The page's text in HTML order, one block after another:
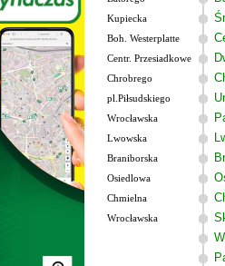
Kupiecka
Boh. Westerplatte
Centr. Przesiadkowe
Chrobrego
pl.Piłsudskiego
Wrocławska
Lwowska
Braniborska
Osiedlowa
Chmielna
Wrocławska